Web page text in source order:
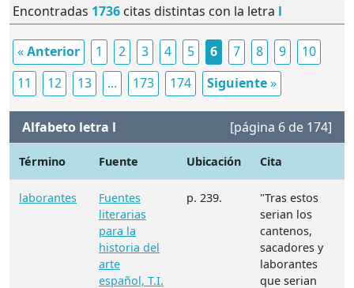
Encontradas 1736 citas distintas con la letra l
«Anterior 1 2 3 4 5 6 7 8 9
10
11
12 13 ... 173 174 Siguiente»
Alfabeto letra l [página 6 de 174]
Término Fuente Ubicación Cita
laborantes
Fuentes
literarias
para la
historia del
arte
español, T.I.
p. 239.
"Tras estos
serian los
cantenos,
sacadores y
laborantes
que serian